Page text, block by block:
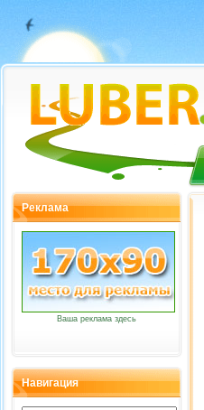
Реклама
Ваша реклама здесь
Навигация